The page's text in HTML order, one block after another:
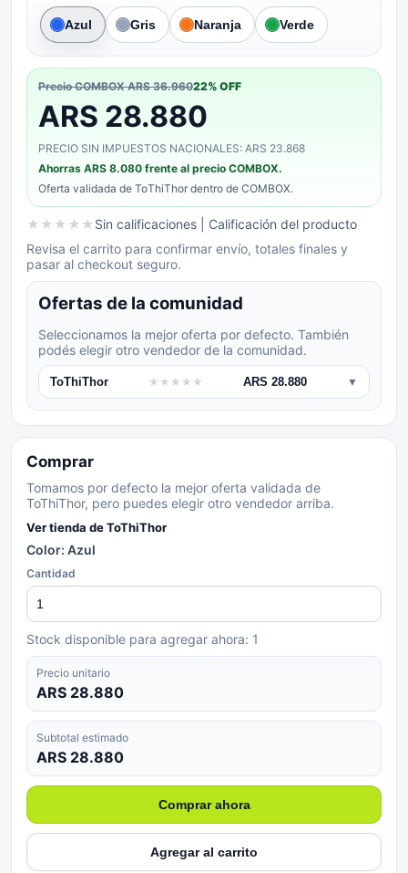
Azul Gris Naranja Verde
Precio COMBOXARS 36.96022% OFF
ARS 28.880
PRECIO SIN IMPUESTOS NACIONALES: ARS 23.868
Ahorras ARS 8.080 frente al precio COMBOX.
Oferta validada de ToThiThor dentro de COMBOX.
★ ★ ★ ★ ★Sin calificaciones | Calificación del producto
Revisa el carrito para confirmar envío, totales finales y
pasar al checkout seguro.
Ofertas de la comunidad
Seleccionamos la mejor oferta por defecto. También
podés elegir otro vendedor de la comunidad.
ToThiThor ★ ★ ★ ★ ★ ARS 28.880 ▼
Comprar
Tomamos por defecto la mejor oferta validada de
ToThiThor, pero puedes elegir otro vendedor arriba.
Ver tienda deToThiThor
Color: Azul
Cantidad
Stock disponible para agregar ahora: 1
Precio unitario
ARS 28.880
Subtotal estimado
ARS 28.880
Comprar ahora
Agregar al carrito